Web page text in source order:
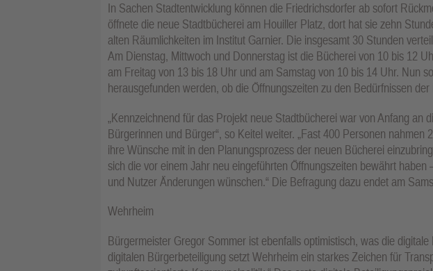
In Sachen Stadtentwicklung können die Friedrichsdorfer ab sofort
öffnete die neue Stadtbücherei am Houiller Platz, dort hat sie zehn
alten Räumlichkeiten im Institut Garnier. Die insgesamt 30 Stunden
Am Dienstag, Mittwoch und Donnerstag ist die Bücherei von 10 bis 12
am Freitag von 13 bis 18 Uhr und am Samstag von 10 bis 14 Uhr. Nun
herausgefunden werden, ob die Öffnungszeiten zu den Bedürfnissen
„Kennzeichnend für das Projekt neue Stadtbücherei war von Anfang an
Bürgerinnen und Bürger“, so Keitel weiter. „Fast 400 Personen nahmen
ihre Wünsche mit in den Planungsprozess der neuen Bücherei
sich die vor einem Jahr neu eingeführten Öffnungszeiten bewährt haben
und Nutzer Änderungen wünschen.“ Die Befragung dazu endet am
Wehrheim
Bürgermeister Gregor Sommer ist ebenfalls optimistisch, was die
digitalen Bürgerbeteiligung setzt Wehrheim ein starkes Zeichen für